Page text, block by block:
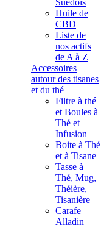
Suédois
Huile de
CBD
Liste de
nos actifs
de A à Z
Accessoires
autour des tisanes
et du thé
Filtre à thé
et Boules à
Thé et
Infusion
Boite à Thé
et à Tisane
Tasse à
Thé, Mug,
Théière,
Tisanière
Carafe
Alladin